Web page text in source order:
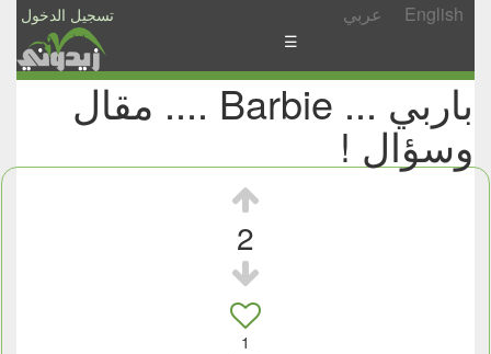
تسجيل الدخول عربي English
الأخبار
الأسئلة
والمشاركات
☰
باربي ... Barbie .... مقال
وسؤال !
2
1